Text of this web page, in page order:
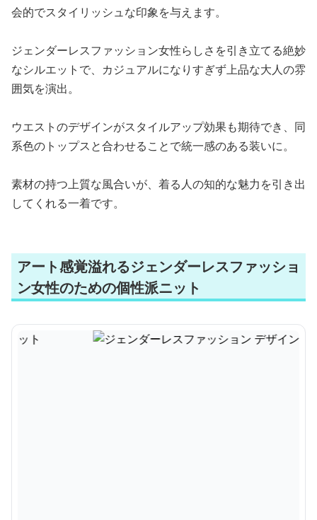
会的でスタイリッシュな印象を与えます。
ジェンダーレスファッション女性らしさを引き立てる絶妙
なシルエットで、カジュアルになりすぎず上品な大人の雰
囲気を演出。
ウエストのデザインがスタイルアップ効果も期待でき、同
系色のトップスと合わせることで統一感のある装いに。
素材の持つ上質な風合いが、着る人の知的な魅力を引き出
してくれる一着です。
アート感覚溢れるジェンダーレスファッショ
ン女性のための個性派ニット